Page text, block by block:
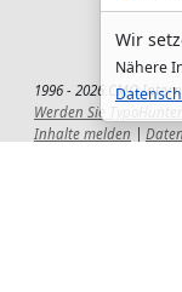
Wir
Nähere
1996 - 2026 CMO
Werden Sie TypoHunter!
Inhalte melden